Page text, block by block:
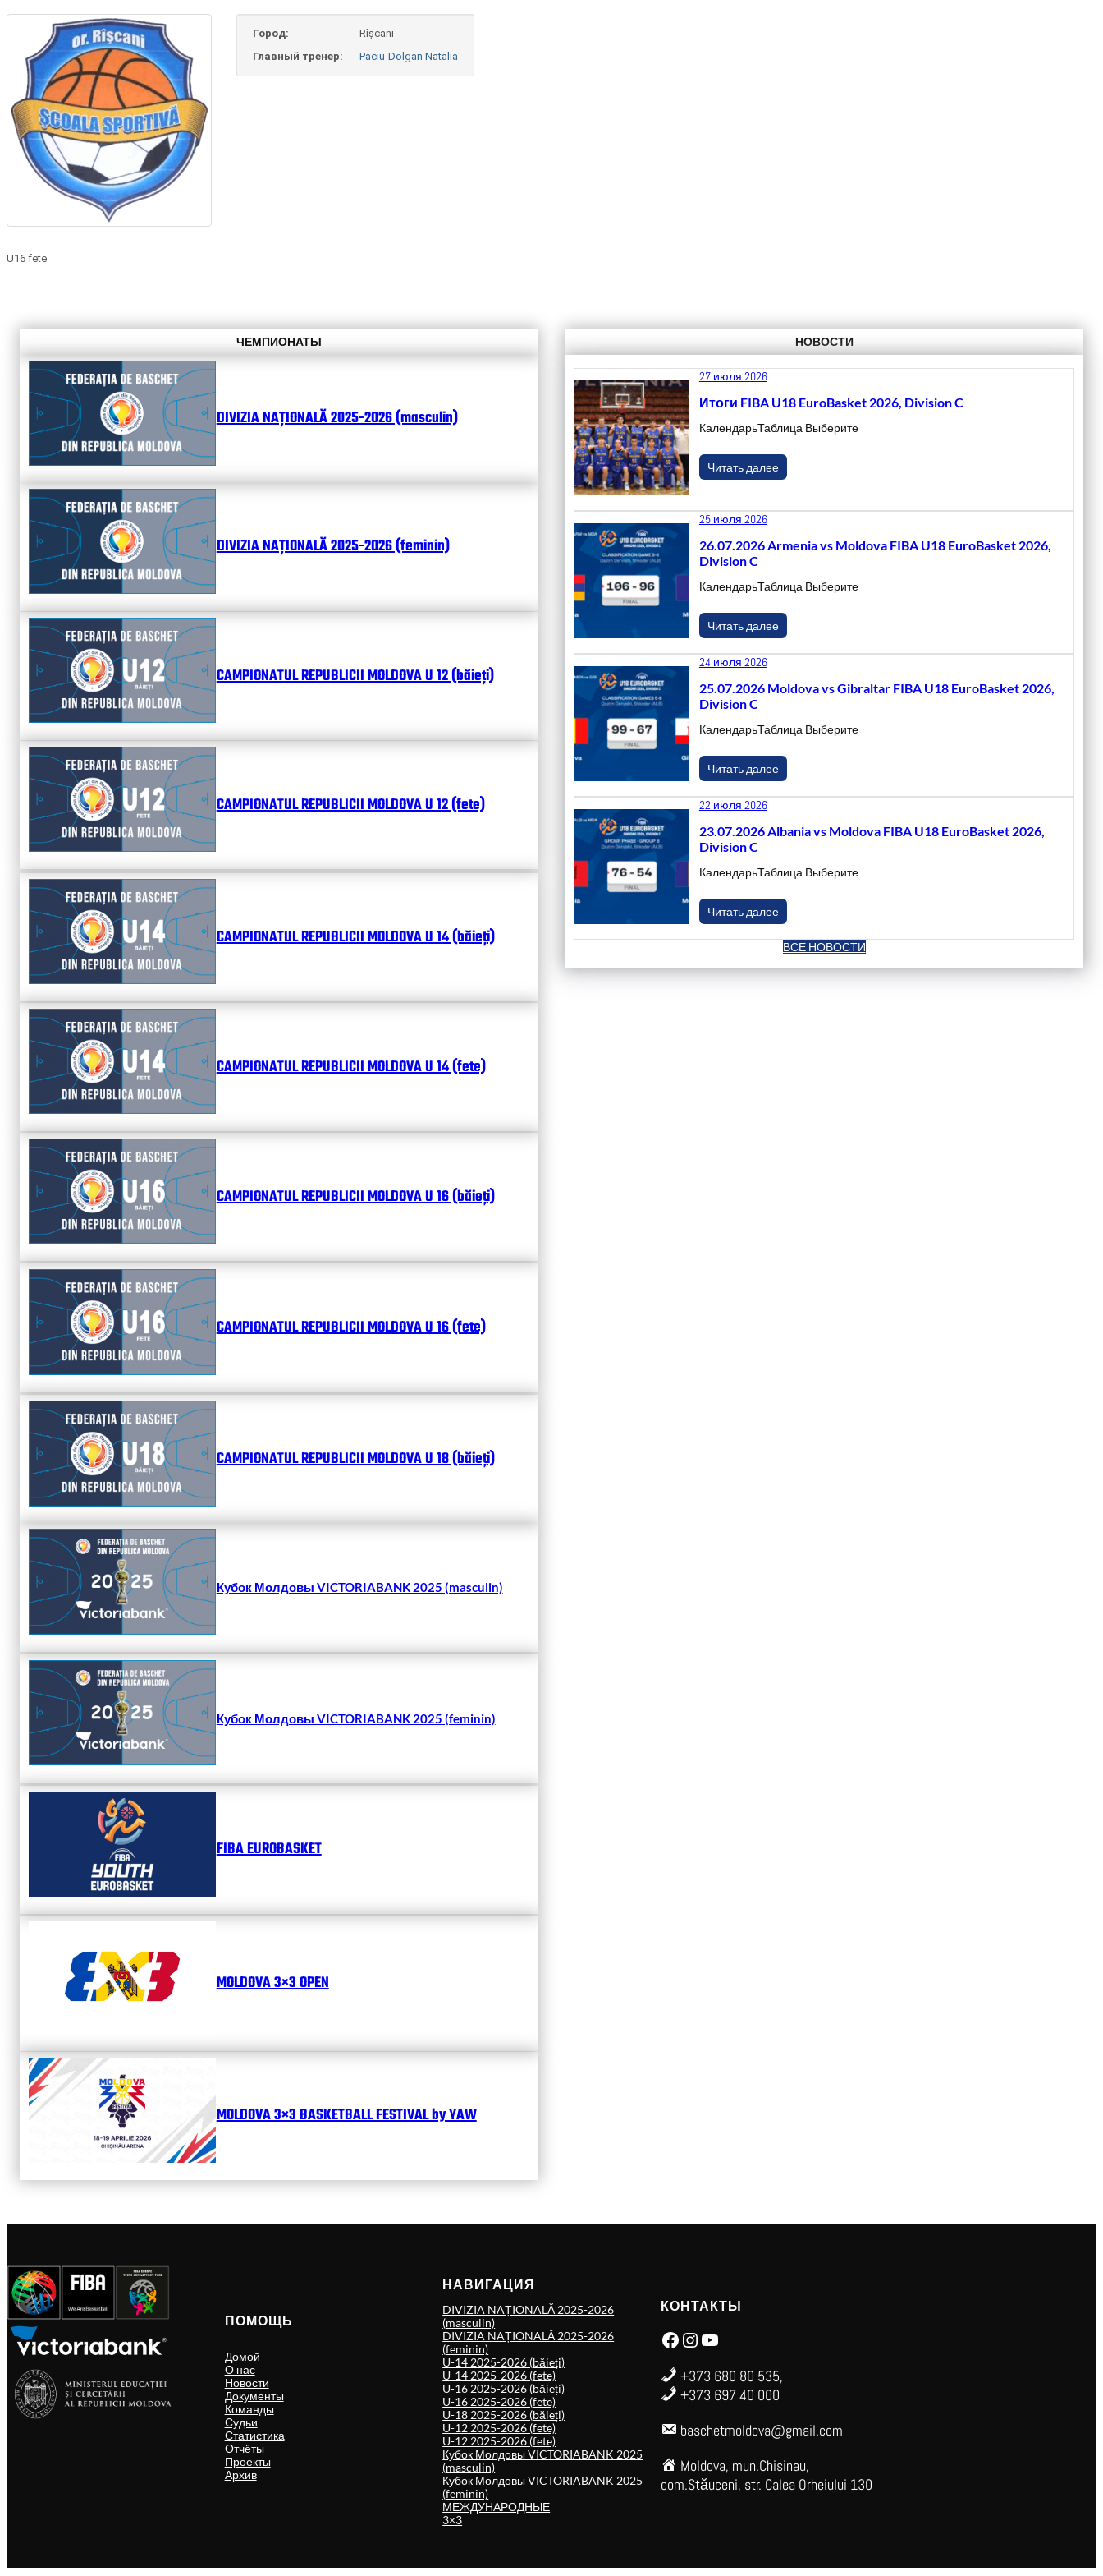
Город:
Rîșcani
Главный тренер:
Paciu-Dolgan Natalia
U16 fete
ЧЕМПИОНАТЫ
DIVIZIA NAȚIONALĂ 2025-2026 (masculin)
DIVIZIA NAȚIONALĂ 2025-2026 (feminin)
CAMPIONATUL REPUBLICII MOLDOVA U 12 (băieți)
CAMPIONATUL REPUBLICII MOLDOVA U 12 (fete)
CAMPIONATUL REPUBLICII MOLDOVA U 14 (băieți)
CAMPIONATUL REPUBLICII MOLDOVA U 14 (fete)
CAMPIONATUL REPUBLICII MOLDOVA U 16 (băieți)
CAMPIONATUL REPUBLICII MOLDOVA U 16 (fete)
CAMPIONATUL REPUBLICII MOLDOVA U 18 (băieți)
Кубок Молдовы VICTORIABANK 2025 (masculin)
Кубок Молдовы VICTORIABANK 2025 (feminin)
FIBA EUROBASKET
MOLDOVA 3×3 OPEN
MOLDOVA 3×3 BASKETBALL FESTIVAL by YAW
НОВОСТИ
27 июля 2026
Итоги FIBA U18 EuroBasket 2026, Division C
КалендарьТаблица Выберите
Читать далее
25 июля 2026
26.07.2026 Armenia vs Moldova FIBA U18 EuroBasket 2026,
Division C
КалендарьТаблица Выберите
Читать далее
24 июля 2026
25.07.2026 Moldova vs Gibraltar FIBA U18 EuroBasket 2026,
Division C
КалендарьТаблица Выберите
Читать далее
22 июля 2026
23.07.2026 Albania vs Moldova FIBA U18 EuroBasket 2026,
Division C
КалендарьТаблица Выберите
Читать далее
ВСЕ НОВОСТИ
ПОМОЩЬ
Домой
О нас
Новости
Документы
Команды
Судьи
Статистика
Отчёты
Проекты
Архив
НАВИГАЦИЯ
DIVIZIA NAȚIONALĂ 2025-2026
(masculin)
DIVIZIA NAȚIONALĂ 2025-2026
(feminin)
U-14 2025-2026 (băieți)
U-14 2025-2026 (fete)
U-16 2025-2026 (băieți)
U-16 2025-2026 (fete)
U-18 2025-2026 (băieți)
U-12 2025-2026 (fete)
U-12 2025-2026 (fete)
Кубок Молдовы VICTORIABANK 2025
(masculin)
Кубок Молдовы VICTORIABANK 2025
(feminin)
МЕЖДУНАРОДНЫЕ
3×3
КОНТАКТЫ
Facebook Instagram YouTube
+373 680 80 535,
+373 697 40 000
baschetmoldova@gmail.com
Moldova, mun.Chisinau,
com.Stăuceni, str. Calea Orheiului 130